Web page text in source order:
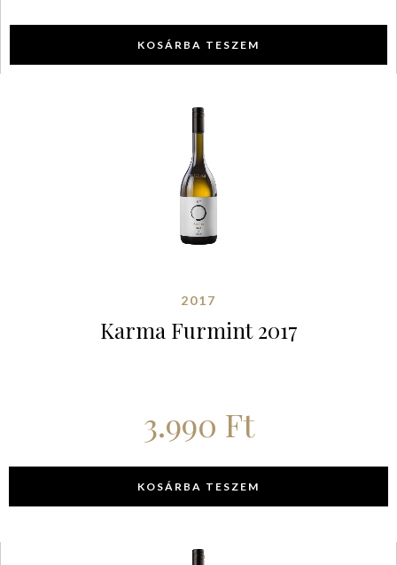
KOSÁRBA TESZEM
2017
Karma Furmint 2017
3.990 Ft
KOSÁRBA TESZEM